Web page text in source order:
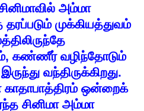
அம்மா
தரப்படும் முக்கியத்துவம்
, கண்ணீர் வழிந்தோடும்
இருந்து வந்திருக்கிறது.
காதாபாத்திரம் ஒன்றைக்
சினிமா அம்மா